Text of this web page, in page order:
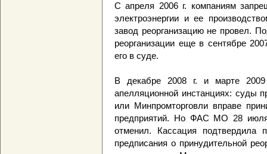
С апреля 2006 г. компаниям
электроэнергии и ее
завод реорганизацию не провел.
реорганизации еще в сентябре
его в суде.
В декабре 2008 г. и марте
апелляционной инстанциях: суды
или Минпромторговли вправе
предприятий. Но ФАС МО 28 июля
отменил. Кассация подтвердила
предписания о принудительной